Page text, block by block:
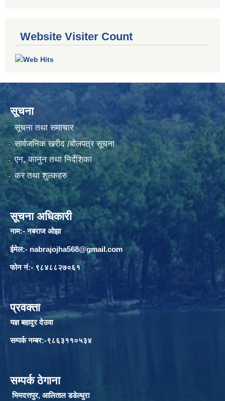
Website Visiter Count
सूचना
सूचना तथा समाचार
सार्वजनिक खरीद /बोलपत्र सूचना
एन, कानुन तथा निर्देशिका
कर तथा शुल्कहरु
सूचना अधिकारी
नाम:- नबराज ओझा
ईमेल:- nabrajojha568@gmail.com
फोन नं:- ९८४८८२७०६१
प्रवक्ता
यज्ञ बहादुर देउवा
सम्पर्क नम्बर:-९८६३११०५३४
सम्पर्क ठेगाना
भिमदत्तपुर, आलिताल डडेल्धुरा